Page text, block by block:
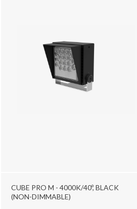
CUBE PRO M - 4000K/40º, BLACK
(NON-DIMMABLE)